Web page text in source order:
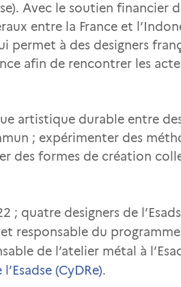
Avec le soutien financier
entre la France et
permet à des designers
afin de rencontrer les
artistique durable entre
; expérimenter des
des formes de création
; quatre designers de
responsable du programme
de l’atelier métal à
(CyDRe).